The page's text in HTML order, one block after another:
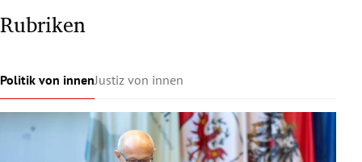
Rubriken
Politik von innenJustiz von innen